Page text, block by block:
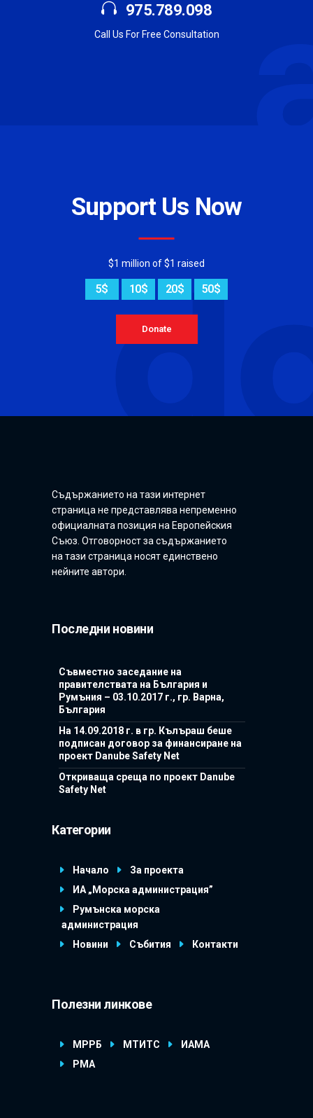
975.789.098
Call Us For Free Consultation
Support Us Now
$1 million of $1 raised
5$ 10$ 20$ 50$
Donate
Съдържанието на тази интернет
страница не представлява непременно
официалната позиция на Европейския
Съюз. Отговорност за съдържанието
на тази страница носят единствено
нейните автори.
Последни новини
Съвместно заседание на
правителствата на България и
Румъния – 03.10.2017 г., гр. Варна,
България
На 14.09.2018 г. в гр. Кълъраш беше
подписан договор за финансиране на
проект Danube Safety Net
Откриваща среща по проект Danube
Safety Net
Категории
Начало
За проекта
ИА „Морска администрация”
Румънска морска
администрация
Новини
Събития Контакти
Полезни линкове
МРРБ МТИТС
ИАМА
РМА